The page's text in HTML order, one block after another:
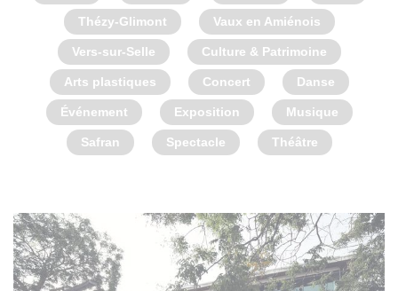
Thézy-Glimont Vaux en Amiénois
Vers-sur-Selle Culture & Patrimoine
Arts plastiques Concert Danse
Événement Exposition Musique
Safran Spectacle Théâtre